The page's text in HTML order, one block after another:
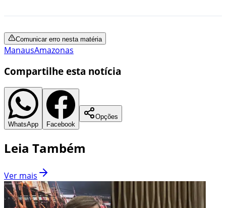
Comunicar erro nesta matéria
ManausAmazonas
Compartilhe esta notícia
WhatsApp Facebook
Opções
Leia Também
Ver mais